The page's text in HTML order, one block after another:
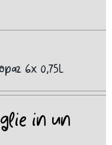
6x 0,75L
in un